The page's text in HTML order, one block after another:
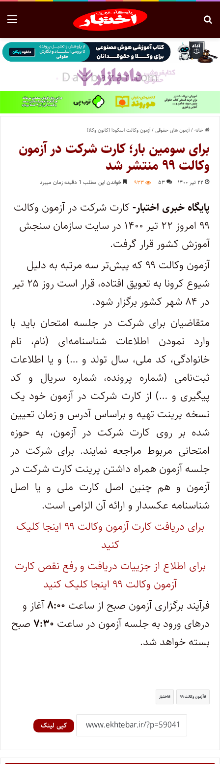
خانه/آزمون های حقوقی/آزمون وکالت اسکودا (کانون وکلا)
برای سومین بار؛ کارت شرکت در آزمون
وکالت ۹۹ منتشر شد
۲۲ تیر ۱۴۰۰ ۵۳ ۹۳۳ خواندن این مطلب 1 دقیقه زمان میبرد
پایگاه خبری اختبار-کارت شرکت در آزمون وکالت
۹۹ امروز ۲۲ تیر ۱۴۰۰ در سایت سازمان سنجش
آموزش کشور قرار گرفت.
آزمون وکالت ۹۹ که پیش‌تر سه مرتبه به دلیل
شیوع کرونا به تعویق افتاده، قرار است روز ۲۵ تیر
در ۸۴ شهر کشور برگزار شود.
متقاضیان‌ برای شرکت در جلسه امتحان باید با
وارد نمودن اطلاعات شناسنامه‌ای (نام، نام
خانوادگی، کد ملی، سال تولد و …) و یا اطلاعات
ثبت‌نامی (شماره پرونده، شماره سریال و کد
پیگیری و …) از کارت شرکت در آزمون خود یک
نسخه پرینت تهیه و براساس آدرس و زمان تعیین
شده بر روی کارت شرکت در آزمون، به حوزه
امتحانی مربوط مراجعه نمایند. برای شرکت در
جلسه آزمون همراه داشتن پرینت کارت شرکت در
آزمون و هم چنین اصل کارت ملی و یا اصل
شناسنامه عکسدار و ارائه آن الزامی است.
برای دریافت کارت آزمون وکالت ۹۹ اینجا کلیک
کنید
برای اطلاع از جزییات دریافت و رفع نقص کارت
آزمون وکالت ۹۹ اینجا کلیک کنید
فرآیند برگزاری آزمون صبح از ساعت ۸:۰۰آغاز و
درهای ورود به جلسه آزمون در ساعت ۷:۳۰ صبح
بسته خواهد شد.
آزمون وکالت ۹۹ اختبار
کپی لینک